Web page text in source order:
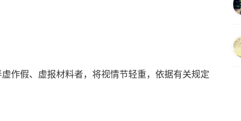
作假、虚报材料者，将视情节轻重，依据有关规定